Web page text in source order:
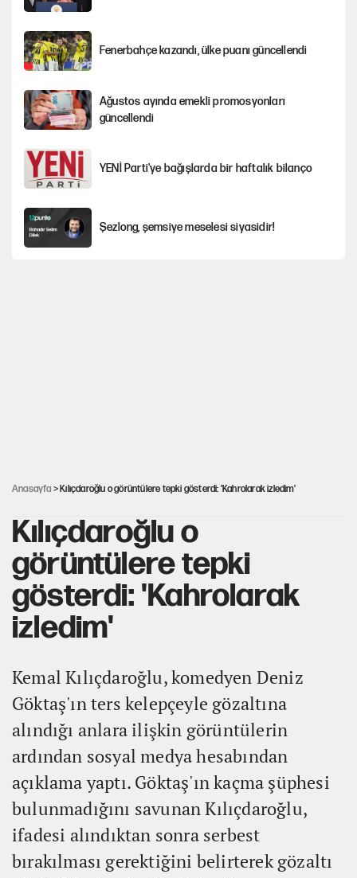
Fenerbahçe kazandı, ülke puanı güncellendi
Ağustos ayında emekli promosyonları
güncellendi
YENİ Parti'ye bağışlarda bir haftalık bilanço
Şezlong, şemsiye meselesi siyasidir!
Anasayfa > Kılıçdaroğlu o görüntülere tepki gösterdi: 'Kahrolarak izledim'
Kılıçdaroğlu o
görüntülere tepki
gösterdi: 'Kahrolarak
izledim'
Kemal Kılıçdaroğlu, komedyen Deniz
Göktaş'ın ters kelepçeyle gözaltına
alındığı anlara ilişkin görüntülerin
ardından sosyal medya hesabından
açıklama yaptı. Göktaş'ın kaçma şüphesi
bulunmadığını savunan Kılıçdaroğlu,
ifadesi alındıktan sonra serbest
bırakılması gerektiğini belirterek gözaltı